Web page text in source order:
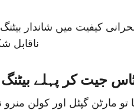
ناقابل
جیت کر پہلے بیٹنگ
گپٹل اور کولن منرو نے